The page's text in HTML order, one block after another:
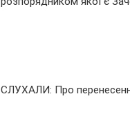
СЛУХАЛИ: Про